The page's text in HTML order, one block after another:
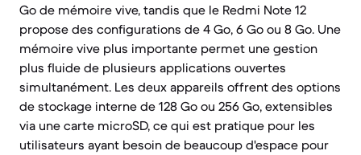
Go de mémoire vive, tandis que le Redmi Note 12
propose des configurations de 4 Go, 6 Go ou 8 Go. Une
mémoire vive plus importante permet une gestion
plus fluide de plusieurs applications ouvertes
simultanément. Les deux appareils offrent des options
de stockage interne de 128 Go ou 256 Go, extensibles
via une carte microSD, ce qui est pratique pour les
utilisateurs ayant besoin de beaucoup d'espace pour